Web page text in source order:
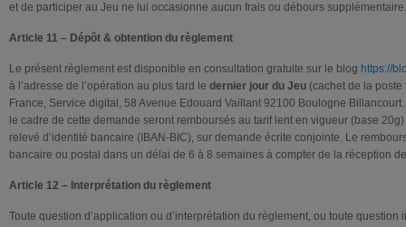
et de participer au Jeu ne lui occasionne aucun frais ou débours supplémentaire.
Article 11 – Dépôt & obtention du règlement
Le présent règlement est disponible en consultation gratuite sur le blog https://
à l’adresse de l’opération au plus tard le dernier jour du Jeu (cachet de la
France, Service digital, 58 Avenue Edouard Vaillant 92100 Boulogne
le cadre de cette demande seront remboursés au tarif lent en vigueur (base
relevé d’identité bancaire (IBAN-BIC), sur demande écrite conjointe. Le
bancaire ou postal dans un délai de 6 à 8 semaines à compter de la réception
Article 12 – Interprétation du règlement
Toute question d’application ou d’interprétation du règlement, ou toute question